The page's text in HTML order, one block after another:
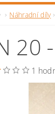
Náhradní díly
20
1